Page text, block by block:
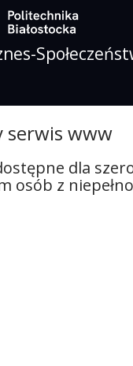
serwis www
dla
osób z